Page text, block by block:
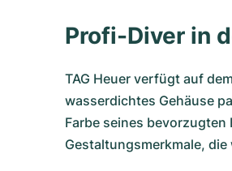
Profi-Diver in
TAG Heuer verfügt auf
wasserdichtes Gehäuse
Farbe seines
Gestaltungsmerkmale,